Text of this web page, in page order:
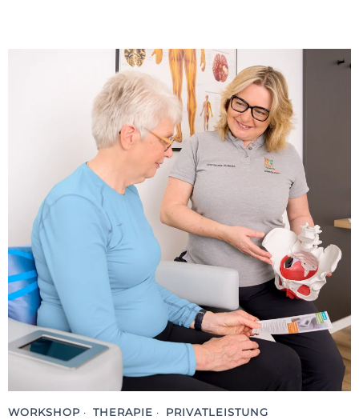
WORKSHOP · THERAPIE · PRIVATLEISTUNG